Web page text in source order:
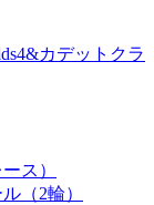
カデットクラ
ス）
（2輪）